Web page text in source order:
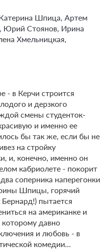
Шпица, Артем
Юрий Стоянов, Ирина
Хмельницкая,
- в Керчи строится
и дерзкого
смены студенток-
и именно ее
бы так же, если бы не
на стройку
и, конечно, именно он
кабриолете - покорит
соперника наперегонки
Шпицы, горячий
пытается
на американке и
давно
и любовь - в
комедии...